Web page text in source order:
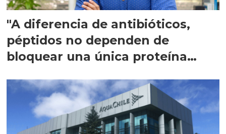
"A diferencia de antibióticos,
péptidos no dependen de
bloquear una única proteína